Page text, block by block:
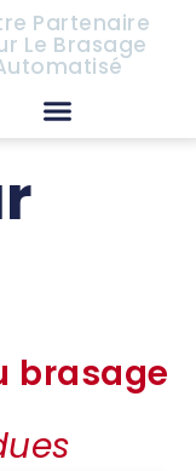
Partenaire
Le Brasage
brasage